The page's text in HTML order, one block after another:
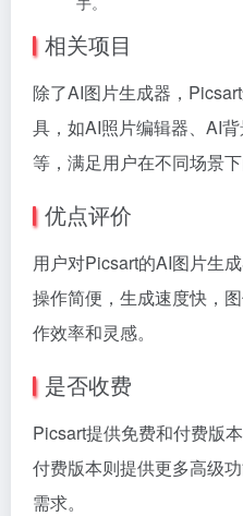
相关项目
除了AI图片生成器，
具，如AI照片编辑器、AI
等，满足用户在不同场景下
优点评价
用户对Picsart的AI图片生
操作简便，生成速度快，
作效率和灵感。
是否收费
Picsart提供免费和付费版
付费版本则提供更多高级
需求。